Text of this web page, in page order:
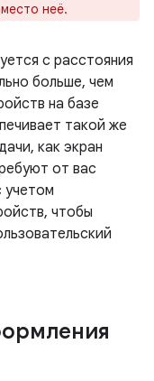
неё.
с расстояния
больше, чем
на базе
такой же
как экран
от вас
учетом
чтобы